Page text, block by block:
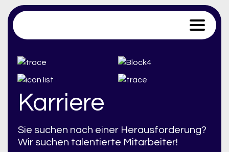
Trace Software
Karriere
Sie suchen nach einer Herausforderung?
Wir suchen talentierte Mitarbeiter!